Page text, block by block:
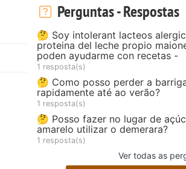
Perguntas - Respostas
🤔 Soy intolerant lacteos
proteina del leche propio
poden ayudarme con recetas -
1 resposta(s)
🤔 Como posso perder a
rapidamente até ao verão?
1 resposta(s)
🤔 Posso fazer no lugar de
amarelo utilizar o demerara?
1 resposta(s)
Ver todas as